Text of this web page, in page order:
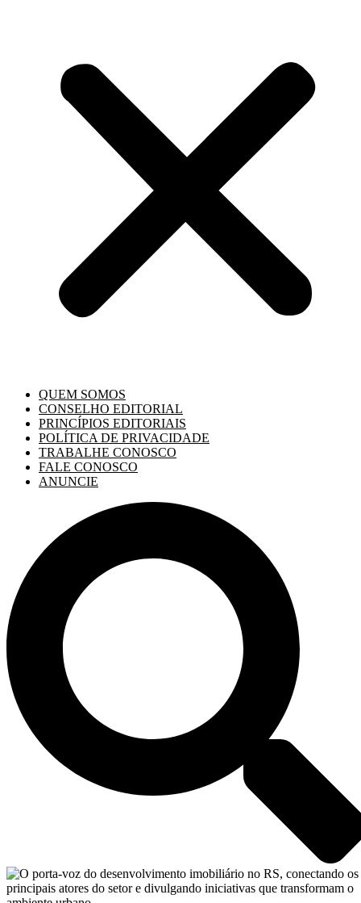
QUEM SOMOS
CONSELHO EDITORIAL
PRINCÍPIOS EDITORIAIS
POLÍTICA DE PRIVACIDADE
TRABALHE CONOSCO
FALE CONOSCO
ANUNCIE